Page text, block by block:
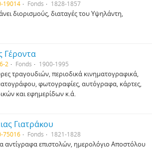
19014 Fonds 1828-1857
διορισμούς, διαταγές του Υψηλάντη,
Γέροντα
2 Fonds 1900-1995
τραγουδιών, περιοδικά κινηματογραφικά,
φωτογραφίες, αυτόγραφα, κάρτες,
και εφημερίδων κ.ά.
Γιατράκου
75016 Fonds 1821-1828
αντίγραφα επιστολών, ημερολόγιο Αποστόλου